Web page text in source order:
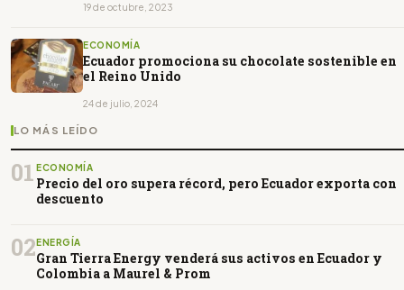
19 de octubre, 2023
ECONOMÍA
Ecuador promociona su chocolate sostenible en
el Reino Unido
24 de julio, 2024
LO MÁS LEÍDO
01 ECONOMÍA
Precio del oro supera récord, pero Ecuador exporta con
descuento
02ENERGÍA
Gran Tierra Energy venderá sus activos en Ecuador y
Colombia a Maurel & Prom